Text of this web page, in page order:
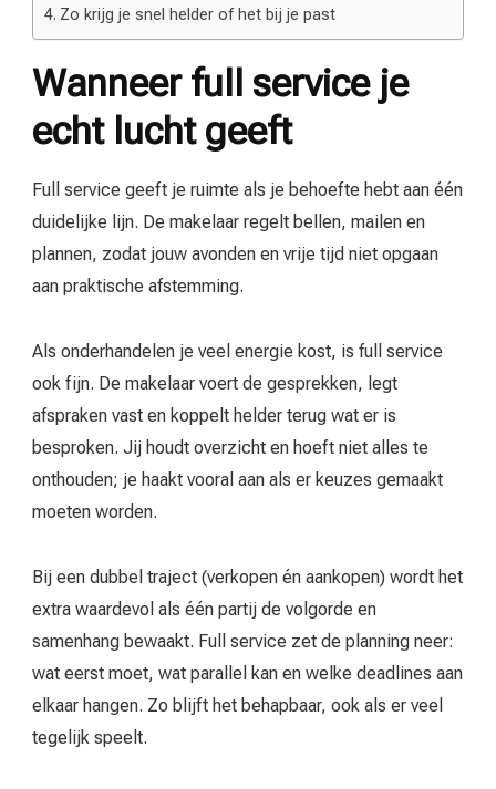
Zo krijg je snel helder of het bij je past
Wanneer full service je
echt lucht geeft
Full service geeft je ruimte als je behoefte hebt aan één
duidelijke lijn. De makelaar regelt bellen, mailen en
plannen, zodat jouw avonden en vrije tijd niet opgaan
aan praktische afstemming.
Als onderhandelen je veel energie kost, is full service
ook fijn. De makelaar voert de gesprekken, legt
afspraken vast en koppelt helder terug wat er is
besproken. Jij houdt overzicht en hoeft niet alles te
onthouden; je haakt vooral aan als er keuzes gemaakt
moeten worden.
Bij een dubbel traject (verkopen én aankopen) wordt het
extra waardevol als één partij de volgorde en
samenhang bewaakt. Full service zet de planning neer:
wat eerst moet, wat parallel kan en welke deadlines aan
elkaar hangen. Zo blijft het behapbaar, ook als er veel
tegelijk speelt.